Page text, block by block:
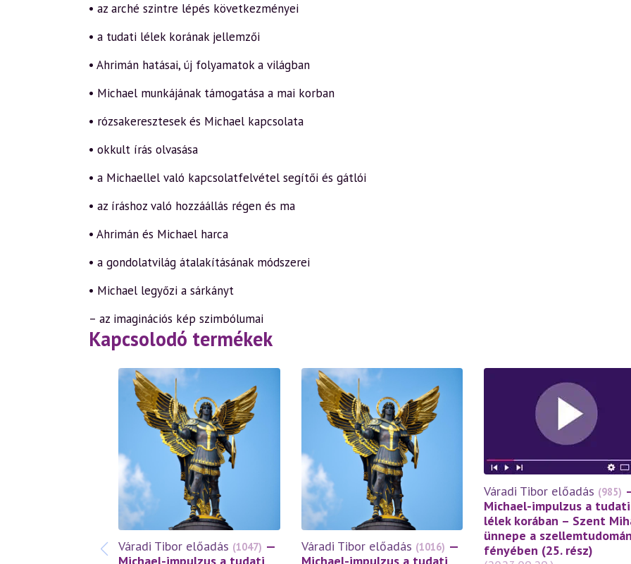
• az arché szintre lépés következményei
• a tudati lélek korának jellemzői
• Ahrimán hatásai, új folyamatok a világban
• Michael munkájának támogatása a mai korban
• rózsakeresztesek és Michael kapcsolata
• okkult írás olvasása
• a Michaellel való kapcsolatfelvétel segítői és gátlói
• az íráshoz való hozzáállás régen és ma
• Ahrimán és Michael harca
• a gondolatvilág átalakításának módszerei
• Michael legyőzi a sárkányt
– az imaginációs kép szimbólumai
Kapcsolodó termékek
Váradi Tibor előadás (1047) —
Váradi Tibor előadás (1016) —
Váradi Tibor előadás (985)
Michael-impulzus a tudati
lélek korában – Szent
ünnepe a
fényében (25. rész)